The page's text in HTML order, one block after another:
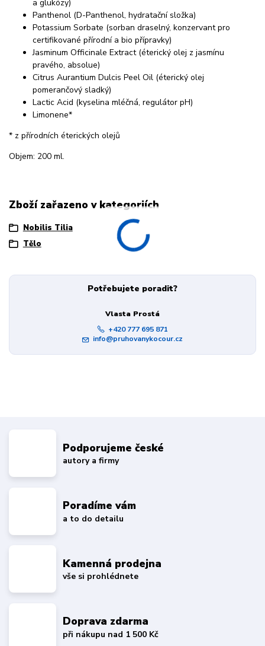
a glukózy)
Panthenol (D-Panthenol, hydratační složka)
Potassium Sorbate (sorban draselný, konzervant pro
certifikované přírodní a bio přípravky)
Jasminum Officinale Extract (éterický olej z jasmínu
pravého, absolue)
Citrus Aurantium Dulcis Peel Oil (éterický olej
pomerančový sladký)
Lactic Acid (kyselina mléčná, regulátor pH)
Limonene*
* z přírodních éterických olejů
Objem: 200 ml.
Zboží zařazeno v kategoriích
Nobilis Tilia
Tělo
Potřebujete poradit?
Vlasta Prostá
+420 777 695 871
info@pruhovanykocour.cz
Podporujeme české
autory a firmy
Poradíme vám
a to do detailu
Kamenná prodejna
vše si prohlédnete
Doprava zdarma
při nákupu nad 1 500 Kč